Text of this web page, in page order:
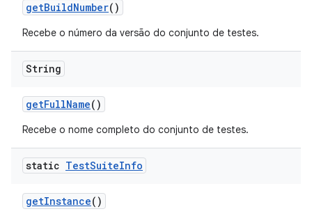
getBuildNumber()
Recebe o número da versão do conjunto de testes.
String
getFullName()
Recebe o nome completo do conjunto de testes.
static TestSuiteInfo
getInstance()